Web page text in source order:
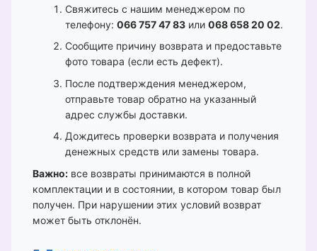
Свяжитесь с нашим менеджером по
телефону: 066 757 47 83 или 068 658 20 02.
Сообщите причину возврата и предоставьте
фото товара (если есть дефект).
После подтверждения менеджером,
отправьте товар обратно на указанный
адрес службы доставки.
Дождитесь проверки возврата и получения
денежных средств или замены товара.
Важно: все возвраты принимаются в полной
комплектации и в состоянии, в котором товар был
получен. При нарушении этих условий возврат
может быть отклонён.